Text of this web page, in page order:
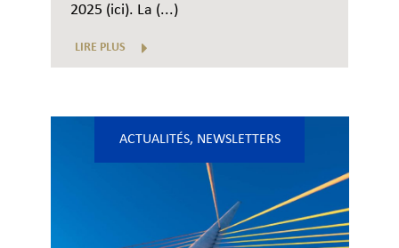
2025 (ici). La (...)
LIRE PLUS
ACTUALITÉS, NEWSLETTERS